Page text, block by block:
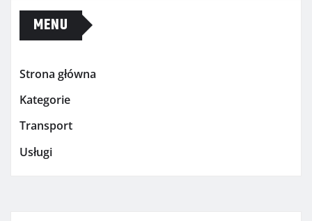
MENU
Strona główna
Kategorie
Transport
Usługi